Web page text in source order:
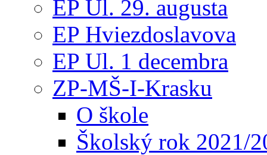
EP Ul. 29. augusta
EP Hviezdoslavova
EP Ul. 1 decembra
ZP-MŠ-I-Krasku
O škole
Školský rok 2021/